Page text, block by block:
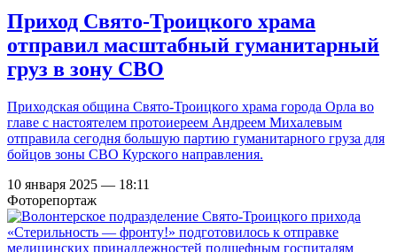
Приход Свято-Троицкого храма
отправил масштабный гуманитарный
груз в зону СВО
Приходская община Свято-Троицкого храма города Орла во
главе с настоятелем протоиереем Андреем Михалевым
отправила сегодня большую партию гуманитарного груза для
бойцов зоны СВО Курского направления.
10 января 2025 — 18:11
Фоторепортаж